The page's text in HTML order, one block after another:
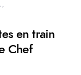
en train
Chef